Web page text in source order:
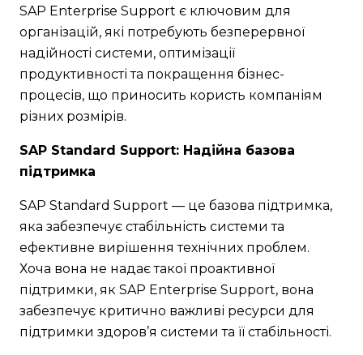
SAP Enterprise Support є ключовим для
організацій, які потребують безперервної
надійності системи, оптимізації
продуктивності та покращення бізнес-
процесів, що приносить користь компаніям
різних розмірів.
SAP Standard Support: Надійна базова
підтримка
SAP Standard Support — це базова підтримка,
яка забезпечує стабільність системи та
ефективне вирішення технічних проблем.
Хоча вона не надає такої проактивної
підтримки, як SAP Enterprise Support, вона
забезпечує критично важливі ресурси для
підтримки здоров’я системи та її стабільності.